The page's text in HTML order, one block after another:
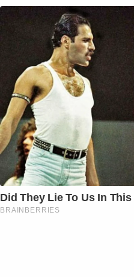
Did They Lie To Us In
BRAINBERRIES